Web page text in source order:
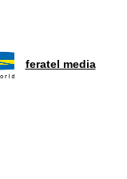
feratel media